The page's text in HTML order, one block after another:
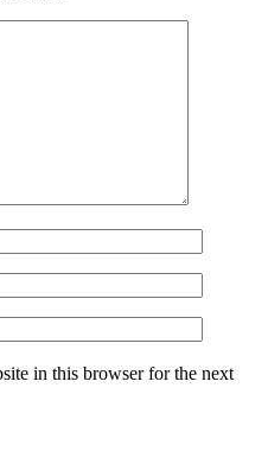
in this browser for the next